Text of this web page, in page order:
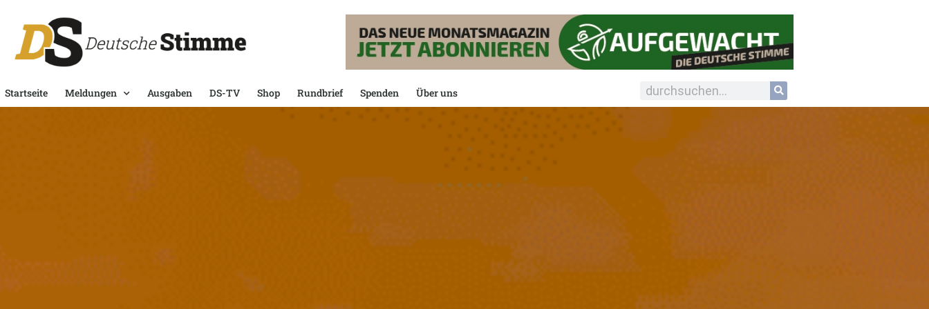
Startseite Meldungen Ausgaben DS-TV Shop Rundbrief Spenden Über uns